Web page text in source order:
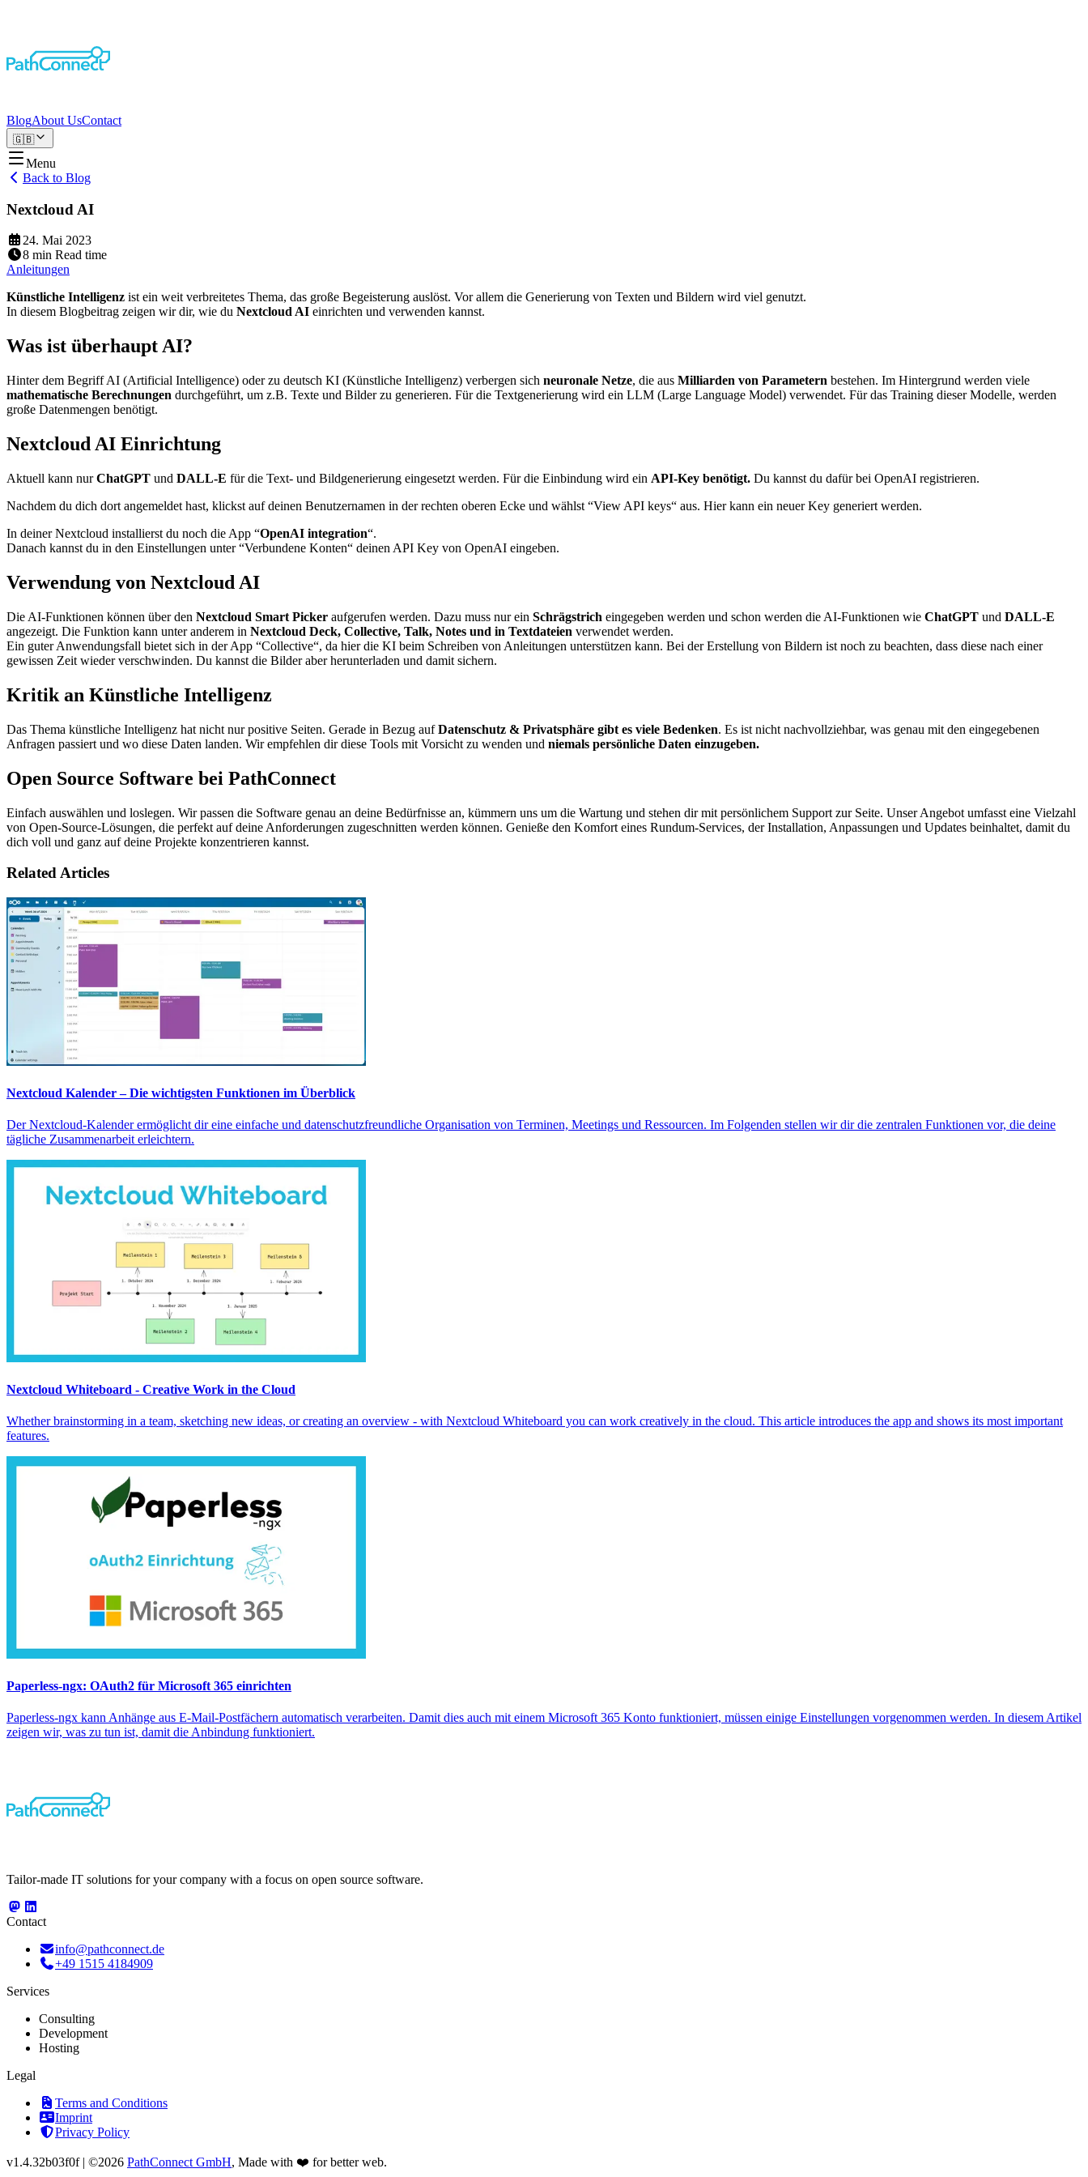
BlogAbout UsContact
🇬🇧
Menu
Back to Blog
Nextcloud AI
24. Mai 2023
8 min Read time
Anleitungen
Künstliche Intelligenz ist ein weit verbreitetes Thema, das große Begeisterung auslöst. Vor allem die Generierung von Texten und Bildern wird viel genutzt.
In diesem Blogbeitrag zeigen wir dir, wie du Nextcloud AI einrichten und verwenden kannst.
Was ist überhaupt AI?
Hinter dem Begriff AI (Artificial Intelligence) oder zu deutsch KI (Künstliche Intelligenz) verbergen sich neuronale Netze, die aus Milliarden von Parametern bestehen. Im Hintergrund werden viele
mathematische Berechnungen durchgeführt, um z.B. Texte und Bilder zu generieren. Für die Textgenerierung wird ein LLM (Large Language Model) verwendet. Für das Training dieser Modelle, werden
große Datenmengen benötigt.
Nextcloud AI Einrichtung
Aktuell kann nurChatGPT und DALL-E für die Text- und Bildgenerierung eingesetzt werden. Für die Einbindung wird ein API-Key benötigt. Du kannst du dafür bei OpenAI registrieren.
Nachdem du dich dort angemeldet hast, klickst auf deinen Benutzernamen in der rechten oberen Ecke und wählst “View API keys“ aus. Hier kann ein neuer Key generiert werden.
In deiner Nextcloud installierst du noch die App “OpenAI integration“.
Danach kannst du in den Einstellungen unter “Verbundene Konten“ deinen API Key von OpenAI eingeben.
Verwendung von Nextcloud AI
Die AI-Funktionen können über den Nextcloud Smart Picker aufgerufen werden. Dazu muss nur ein Schrägstrich eingegeben werden und schon werden die AI-Funktionen wie ChatGPT und DALL-E
angezeigt. Die Funktion kann unter anderem in Nextcloud Deck, Collective, Talk, Notes und in Textdateien verwendet werden.
Ein guter Anwendungsfall bietet sich in der App “Collective“, da hier die KI beim Schreiben von Anleitungen unterstützen kann. Bei der Erstellung von Bildern ist noch zu beachten, dass diese nach einer
gewissen Zeit wieder verschwinden. Du kannst die Bilder aber herunterladen und damit sichern.
Kritik an Künstliche Intelligenz
Das Thema künstliche Intelligenz hat nicht nur positive Seiten. Gerade in Bezug aufDatenschutz & Privatsphäre gibt es viele Bedenken. Es ist nicht nachvollziehbar, was genau mit den eingegebenen
Anfragen passiert und wo diese Daten landen. Wir empfehlen dir diese Tools mit Vorsicht zu wenden und niemals persönliche Daten einzugeben.
Open Source Software bei PathConnect
Einfach auswählen und loslegen. Wir passen die Software genau an deine Bedürfnisse an, kümmern uns um die Wartung und stehen dir mit persönlichem Support zur Seite. Unser Angebot umfasst eine Vielzahl
von Open-Source-Lösungen, die perfekt auf deine Anforderungen zugeschnitten werden können. Genieße den Komfort eines Rundum-Services, der Installation, Anpassungen und Updates beinhaltet, damit du
dich voll und ganz auf deine Projekte konzentrieren kannst.
Related Articles
Nextcloud Kalender – Die wichtigsten Funktionen im Überblick
Der Nextcloud-Kalender ermöglicht dir eine einfache und datenschutzfreundliche Organisation von Terminen, Meetings und Ressourcen. Im Folgenden stellen wir dir die zentralen Funktionen vor, die deine
tägliche Zusammenarbeit erleichtern.
Nextcloud Whiteboard - Creative Work in the Cloud
Whether brainstorming in a team, sketching new ideas, or creating an overview - with Nextcloud Whiteboard you can work creatively in the cloud. This article introduces the app and shows its most important
features.
Paperless-ngx: OAuth2 für Microsoft 365 einrichten
Paperless-ngx kann Anhänge aus E-Mail-Postfächern automatisch verarbeiten. Damit dies auch mit einem Microsoft 365 Konto funktioniert, müssen einige Einstellungen vorgenommen werden. In diesem Artikel
zeigen wir, was zu tun ist, damit die Anbindung funktioniert.
Tailor-made IT solutions for your company with a focus on open source software.
Contact
info@pathconnect.de
+49 1515 4184909
Services
Consulting
Development
Hosting
Legal
Terms and Conditions
Imprint
Privacy Policy
v1.4.32b03f0f| ©2026 PathConnect GmbH, Made with ❤️ for better web.